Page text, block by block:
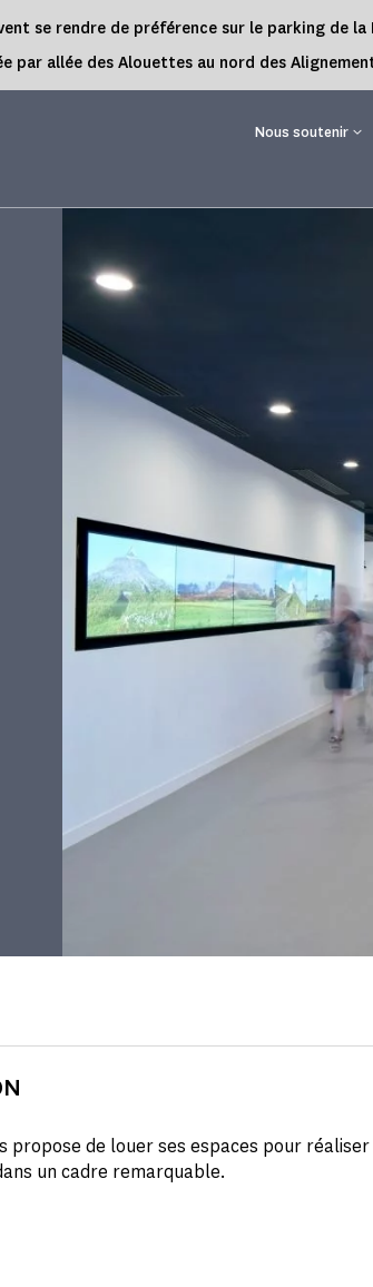
se rendre de préférence sur le parking de la
allée des Alouettes au nord des
Nous soutenir
propose de louer ses espaces pour
un cadre remarquable.